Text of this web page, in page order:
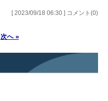
[ 2023/09/18 06:30 ] コメント(0)
次へ »